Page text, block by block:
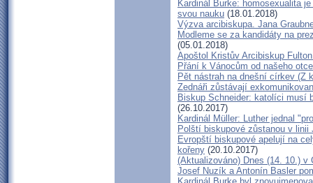
Kardinál Burke: homosexualita
svou nauku (18.01.2018)
Výzva arcibiskupa. Jana
Modleme se za kandidáty na
(05.01.2018)
Apoštol Kristův Arcibiskup
Přání k Vánocům od našeho
Pět nástrah na dnešní církev (Z
Zednáři zůstávají
Biskup Schneider: katolíci musí
(26.10.2017)
Kardinál Müller: Luther jednal
Polští biskupové zůstanou v
Evropští biskupové apelují na
kořeny (20.10.2017)
(Aktualizováno) Dnes (14. 10.)
Josef Nuzík a Antonín Basler